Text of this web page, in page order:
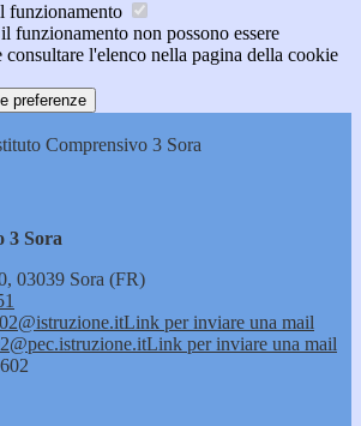
funzionamento
funzionamento non possono essere
l'elenco nella pagina della cookie
preferenze
Comprensivo 3 Sora
3 Sora
03039 Sora (FR)
Link per inviare una mail
Link per inviare una mail